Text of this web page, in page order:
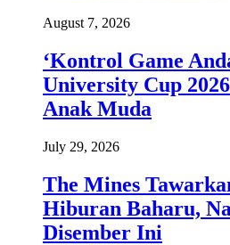
August 7, 2026
‘Kontrol Game
University Cup
Anak Muda
July 29, 2026
The Mines
Hiburan Baharu,
Disember Ini